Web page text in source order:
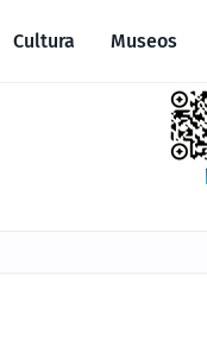
Cultura Museos